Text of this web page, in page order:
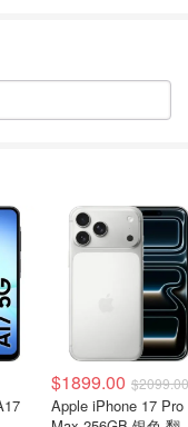
$1899.00 $2099.00
Apple iPhone 17 Pro